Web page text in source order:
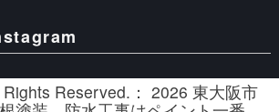
Reserved.： 2026 東大阪市